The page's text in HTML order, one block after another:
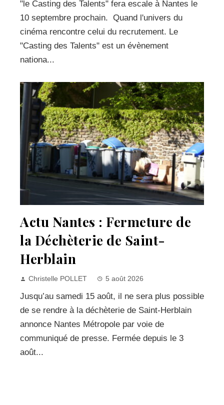
"le Casting des Talents" fera escale à Nantes le
10 septembre prochain. Quand l'univers du
cinéma rencontre celui du recrutement. Le
"Casting des Talents" est un évènement
nationa...
Actu Nantes : Fermeture de
la Déchèterie de Saint-
Herblain
Christelle POLLET 5 août 2026
Jusqu’au samedi 15 août, il ne sera plus possible
de se rendre à la déchèterie de Saint-Herblain
annonce Nantes Métropole par voie de
communiqué de presse. Fermée depuis le 3
août...